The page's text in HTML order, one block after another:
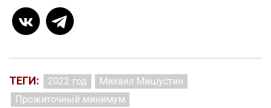
ТЕГИ: 2022 год
Михаил Мишустин
Прожиточный минимум